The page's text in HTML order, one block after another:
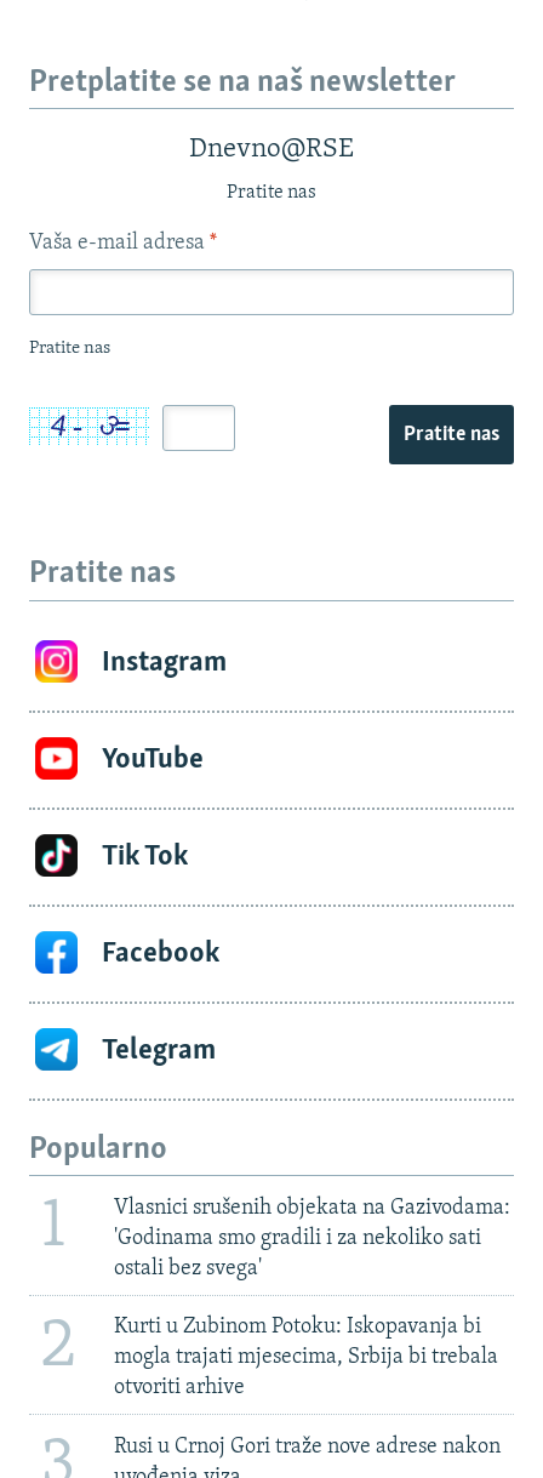
Pretplatite se na naš newsletter
Dnevno@RSE
Pratite nas
Vaša e-mail adresa *
Pratite nas
Pratite nas
Pratite nas
Instagram
YouTube
Tik Tok
Facebook
Telegram
Popularno
1
Vlasnici srušenih objekata na Gazivodama:
'Godinama smo gradili i za nekoliko sati
ostali bez svega'
2
Kurti u Zubinom Potoku: Iskopavanja bi
mogla trajati mjesecima, Srbija bi trebala
otvoriti arhive
Rusi u Crnoj Gori traže nove adrese nakon